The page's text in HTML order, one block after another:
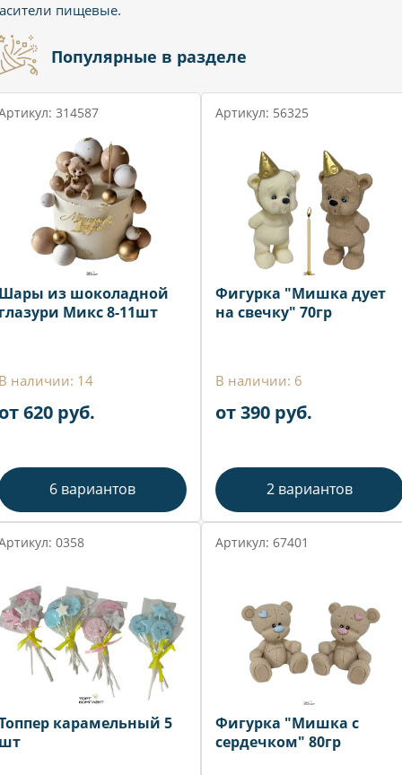
пищевые.
Популярные в разделе
314587
из шоколадной
Микс 8-11шт
наличии: 14
620 руб.
6 вариантов
Артикул: 56325
Фигурка "Мишка дует
на свечку" 70гр
В наличии: 6
от 390 руб.
2 вариантов
0358
карамельный 5
Артикул: 67401
Фигурка "Мишка с
сердечком" 80гр